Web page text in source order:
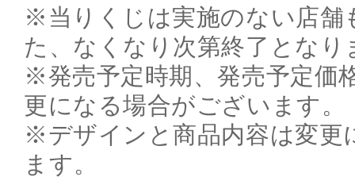
※当りくじは実施のない店舗
た、なくなり次第終了となり
※発売予定時期、発売予定価
更になる場合がございます。
※デザインと商品内容は変更
ます。